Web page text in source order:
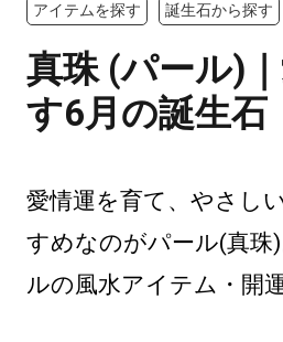
アイテムを探す 誕生石から探す
真珠 (パール)
す6月の誕生石
愛情運を育て、やさし
すめなのがパール(真珠
ルの風水アイテム・開